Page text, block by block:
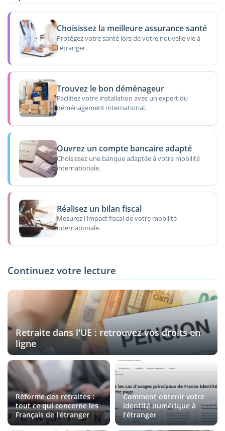
Choisissez la meilleure assurance santé
Protégez votre santé lors de votre nouvelle vie à
l'étranger.
Trouvez le bon déménageur
Facilitez votre installation avec un expert du
déménagement international.
Ouvrez un compte bancaire adapté
Choisissez une banque adaptée à votre mobilité
internationale.
Réalisez un bilan fiscal
Mesurez l'impact fiscal de votre mobilité
internationale.
Continuez votre lecture
Retraite dans l'UE : retrouvez vos droits en
ligne
Réforme des retraites :
tout ce qui concerne les
Français de l'étranger
Comment obtenir votre
identité numérique à
l'étranger